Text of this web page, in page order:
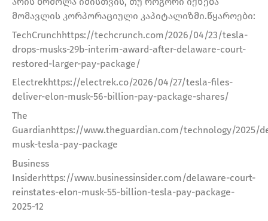
მომავლის კორპორაციული კაპიტალიზმი.წყაროები:
TechCrunchhttps://techcrunch.com/2026/04/23/tesla-
drops-musks-29b-interim-award-after-delaware-court-
restored-larger-pay-package/
Electrekhttps://electrek.co/2026/04/27/tesla-files-
deliver-elon-musk-56-billion-pay-package-shares/
The
Guardianhttps://www.theguardian.com/technology/2025/
musk-tesla-pay-package
Business
Insiderhttps://www.businessinsider.com/delaware-court-
reinstates-elon-musk-55-billion-tesla-pay-package-
2025-12